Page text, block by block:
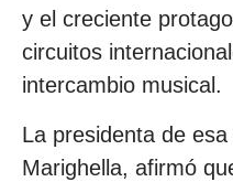
y el creciente
circuitos
intercambio musical.
La presidenta de
Marighella, afirmó